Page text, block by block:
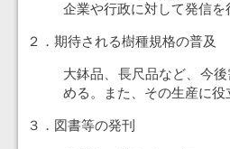
企業や行政に対して発信
２．期待される樹種規格の普及
大鉢品、長尺品など、今
める。また、その生産に役
３．図書等の発刊